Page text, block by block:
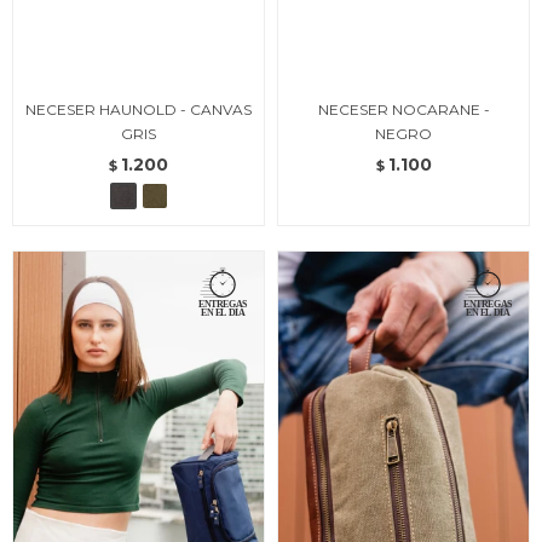
NECESER HAUNOLD - CANVAS
GRIS
$ 1.200
NECESER NOCARANE -
NEGRO
$ 1.100